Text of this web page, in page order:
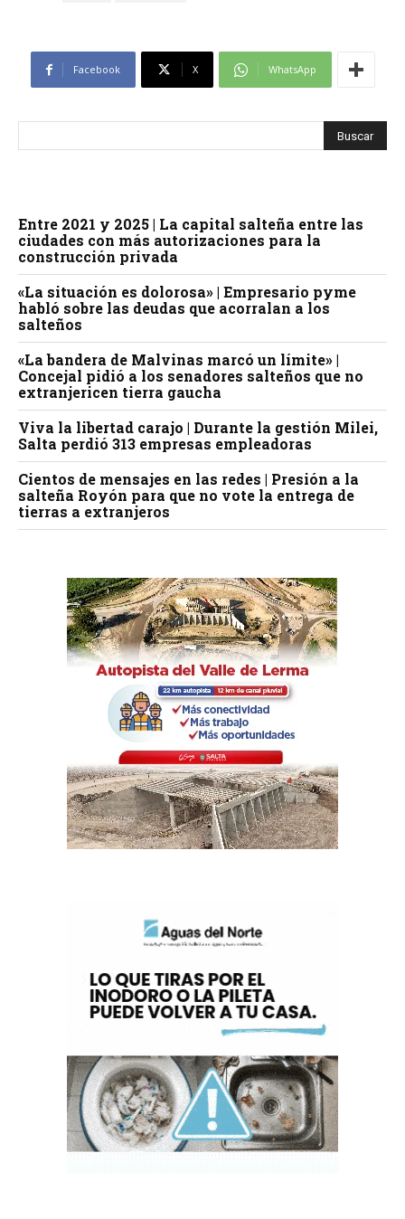
Facebook X WhatsApp
Entre 2021 y 2025 | La capital salteña entre las
ciudades con más autorizaciones para la
construcción privada
«La situación es dolorosa» | Empresario pyme
habló sobre las deudas que acorralan a los
salteños
«La bandera de Malvinas marcó un límite» |
Concejal pidió a los senadores salteños que no
extranjericen tierra gaucha
Viva la libertad carajo | Durante la gestión Milei,
Salta perdió 313 empresas empleadoras
Cientos de mensajes en las redes | Presión a la
salteña Royón para que no vote la entrega de
tierras a extranjeros